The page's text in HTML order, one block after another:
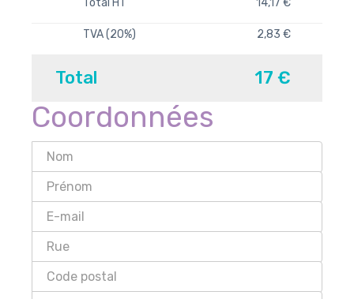
TVA (20%) 2,83 €
Total 17 €
Coordonnées